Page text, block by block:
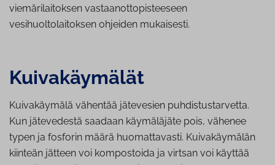
viemärilaitoksen vastaanottopisteeseen
vesihuoltolaitoksen ohjeiden mukaisesti.
Kui­va­käy­mä­lät
Kuivakäymälä vähentää jätevesien puhdistustarvetta.
Kun jätevedestä saadaan käymäläjäte pois, vähenee
typen ja fosforin määrä huomattavasti. Kuivakäymälän
kiinteän jätteen voi kompostoida ja virtsan voi käyttää